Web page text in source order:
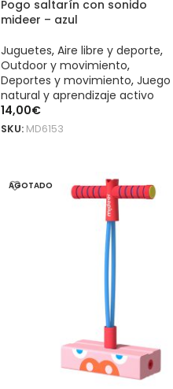
Pogo saltarín con sonido
mideer – azul
Juguetes, Aire libre y deporte,
Outdoor y movimiento,
Deportes y movimiento, Juego
natural y aprendizaje activo
14,00€
SKU: MD6153
AGOTADO